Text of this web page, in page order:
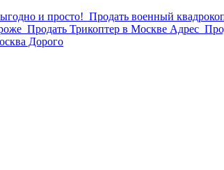
и просто! Продать военный
Продать Трикоптер в Москве Адрес
Дорого